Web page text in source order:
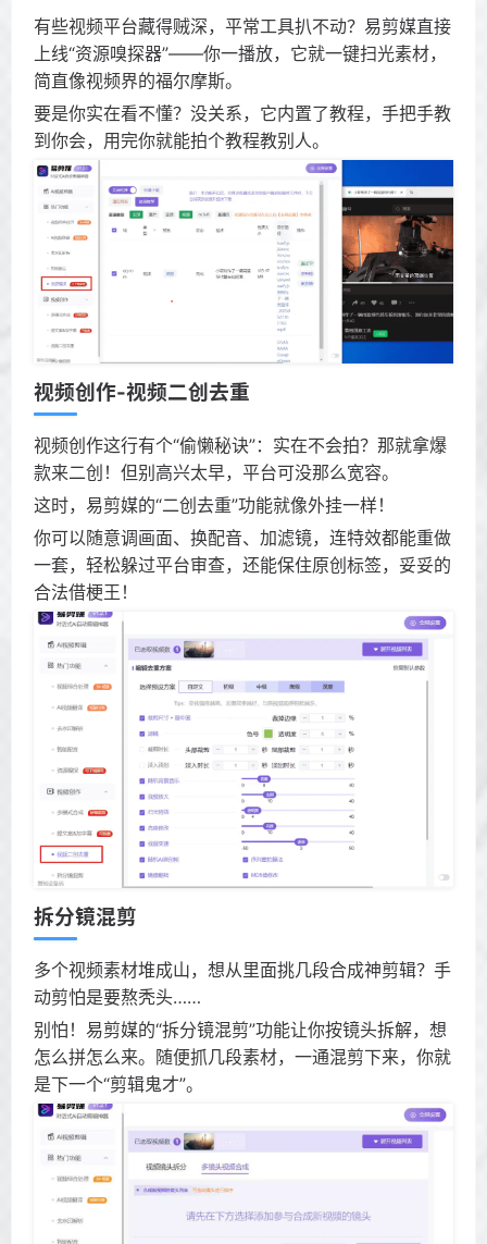
有些视频平台藏得贼深，平常工具扒不动？易剪媒直接
上线“资源嗅探器”——你一播放，它就一键扫光素材，
简直像视频界的福尔摩斯。
要是你实在看不懂？没关系，它内置了教程，手把手教
到你会，用完你就能拍个教程教别人。
视频创作-视频二创去重
视频创作这行有个“偷懒秘诀”：实在不会拍？那就拿爆
款来二创！但别高兴太早，平台可没那么宽容。
这时，易剪媒的“二创去重”功能就像外挂一样！
你可以随意调画面、换配音、加滤镜，连特效都能重做
一套，轻松躲过平台审查，还能保住原创标签，妥妥的
合法借梗王！
拆分镜混剪
多个视频素材堆成山，想从里面挑几段合成神剪辑？手
动剪怕是要熬秃头……
别怕！易剪媒的“拆分镜混剪”功能让你按镜头拆解，想
怎么拼怎么来。随便抓几段素材，一通混剪下来，你就
是下一个“剪辑鬼才”。